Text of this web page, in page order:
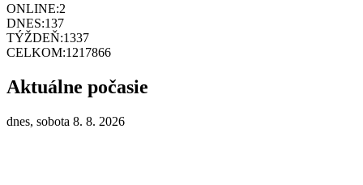
ONLINE:2
DNES:137
TÝŽDEŇ:1337
CELKOM:1217866
Aktuálne počasie
dnes, sobota 8. 8. 2026